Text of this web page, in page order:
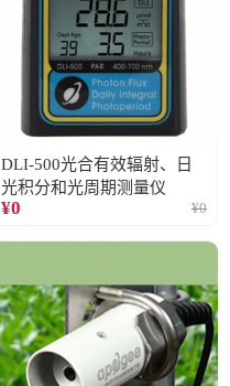
DLI-500光合有效辐射、日
光积分和光周期测量仪
¥0 ¥0